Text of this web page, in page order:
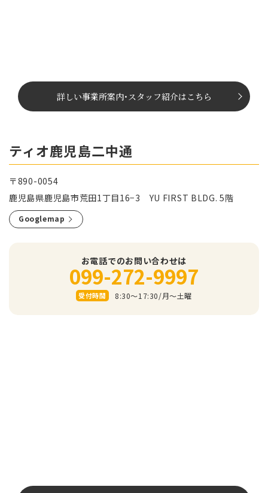
詳しい事業所案内･ スタッフ紹介はこちら
ティオ鹿児島二中通
〒890-0054
鹿児島県鹿児島市荒田1丁目16−3 YU FIRST BLDG. 5階
Googlemap
お電話でのお問い合わせは
099-272-9997
受付時間 8:30～17:30/⽉〜⼟曜